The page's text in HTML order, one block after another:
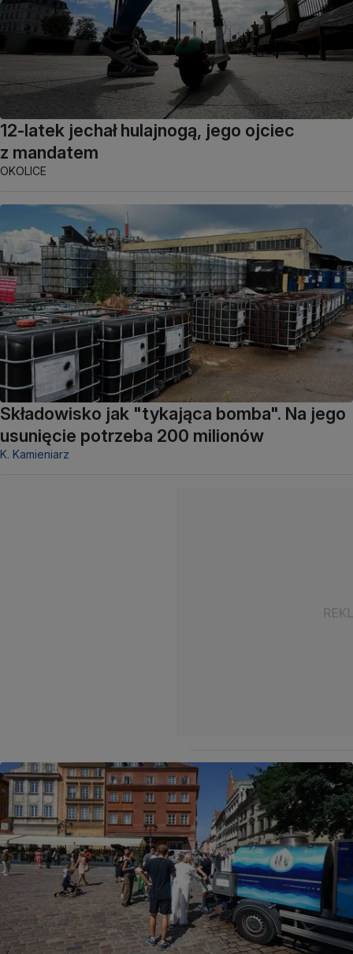
12-latek jechał hulajnogą, jego ojciec
z mandatem
OKOLICE
Składowisko jak "tykająca bomba". Na jego
usunięcie potrzeba 200 milionów
K. Kamieniarz